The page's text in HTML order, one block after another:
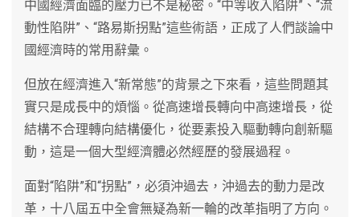
中國經濟面臨的壓力已不是秘密。“中等收入陷阱”、“流
動性陷阱”、“路易斯拐點”這些術語，正成了人們談論中
國經濟時的常用辭彙。
但放在經濟進入“新常態”的背景之下來看，這些問題其
實只是成長中的煩惱。從高速增長轉向中高速增長，從
結構不合理轉向結構優化，從要素投入驅動轉向創新驅
動，這是一個大型經濟體必然經歷的發展過程。
面對“陷阱”和“拐點”，必須沖過去，沖過去的動力是改
革，十八屆五中全會無疑為新一輪的改革指明了方向。